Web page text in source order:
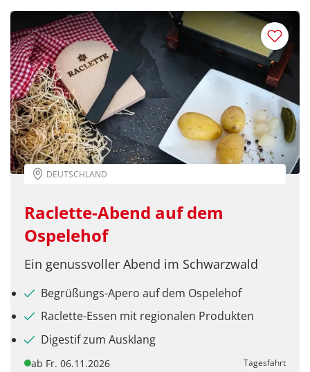
Teile diese Reise
DEUTSCHLAND
Raclette-Abend auf dem
Ospelehof
Ein genussvoller Abend im Schwarzwald
Begrüßungs-Apero auf dem Ospelehof
Raclette-Essen mit regionalen Produkten
Digestif zum Ausklang
ab Fr. 06.11.2026 Tagesfahrt